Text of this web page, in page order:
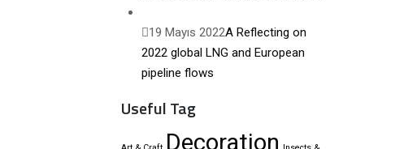
19 Mayıs 2022A Reflecting on
2022 global LNG and European
pipeline flows
Useful Tag
Decoration